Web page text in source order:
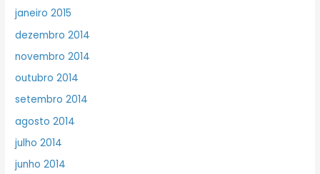
janeiro 2015
dezembro 2014
novembro 2014
outubro 2014
setembro 2014
agosto 2014
julho 2014
junho 2014